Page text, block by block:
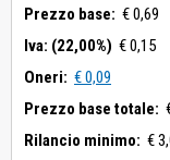
Prezzo base: € 0,69
Iva: (22,00%) € 0,15
Oneri: € 0,09
Prezzo base totale:
Rilancio minimo: €